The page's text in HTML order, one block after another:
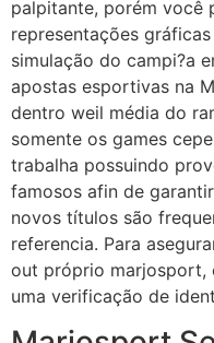
palpitante, porém você
representações
simulação do campi?a
apostas esportivas na
dentro weil média do
somente os games
trabalha possuindo
famosos afin de
novos títulos são
referencia. Para
out próprio marjosport,
uma verificação de